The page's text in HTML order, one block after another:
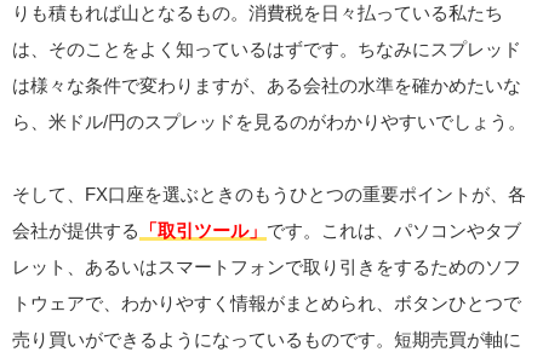
りも積もれば山となるもの。消費税を日々払っている私たち
は、そのことをよく知っているはずです。ちなみにスプレッド
は様々な条件で変わりますが、ある会社の水準を確かめたいな
ら、米ドル/円のスプレッドを見るのがわかりやすいでしょう。
そして、FX口座を選ぶときのもうひとつの重要ポイントが、各
会社が提供する
「取引ツール」 です。これは、パソコンやタブ
レット、あるいはスマートフォンで取り引きをするためのソフ
トウェアで、わかりやすく情報がまとめられ、ボタンひとつで
売り買いができるようになっているものです。短期売買が軸に